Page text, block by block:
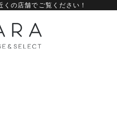
くの店舗でご覧ください！